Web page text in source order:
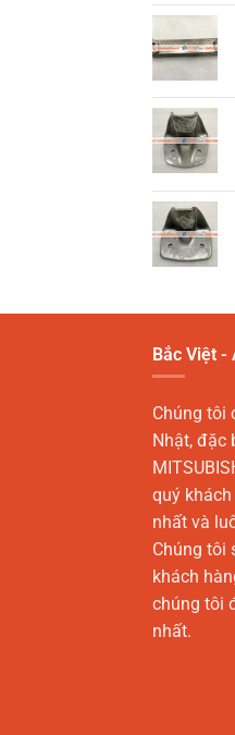
Bắc Việt -
Chúng tôi
Nhật, đặc
quý
nhất và
Chúng tôi
khách
chúng tôi
nhất.